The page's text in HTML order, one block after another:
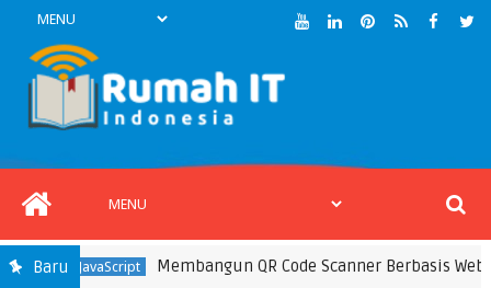
Baru
JavaScript Membangun QR Code Scanner Berbasis